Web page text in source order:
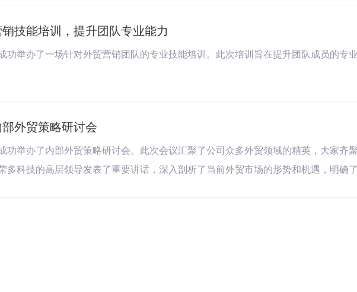
技能培训，提升团队专业能力
功举办了一场针对外贸营销团队的专业技能培训。此次培训旨在提升团队成员的专
外贸策略研讨会
功举办了内部外贸策略研讨会。此次会议汇聚了公司众多外贸领域的精英，大家齐
多科技的高层领导发表了重要讲话，深入剖析了当前外贸市场的形势和机遇，明确